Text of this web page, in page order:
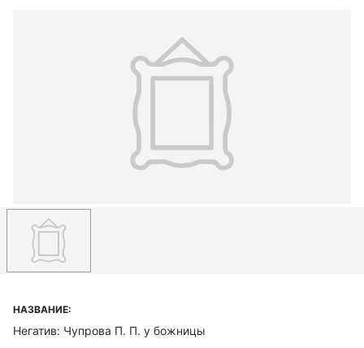
НАЗВАНИЕ:
Негатив: Чупрова П. П. у божницы